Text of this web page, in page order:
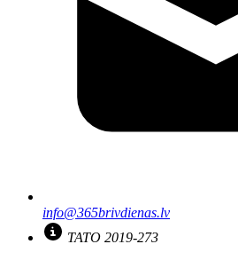
info@365brivdienas.lv
TATO 2019-273